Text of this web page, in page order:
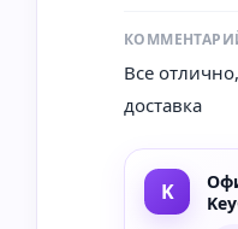
Все
доставка